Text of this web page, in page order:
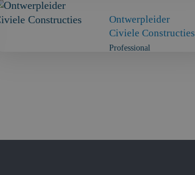
Ontwerpleider
Civiele Constructies
Professional